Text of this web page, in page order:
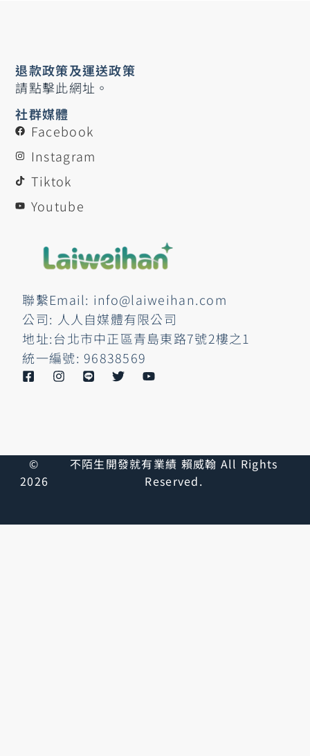
聯繫Email: info@laiweihan.com
公司: 人人自媒體有限公司
地址:台北市中正區青島東路7號2樓之1
統一編號: 96838569
社群媒體
Facebook
Instagram
Tiktok
Youtube
退款政策及運送政策
請點擊此網址。
©
2026
不陌生開發就有業績 賴威翰 All Rights
Reserved.